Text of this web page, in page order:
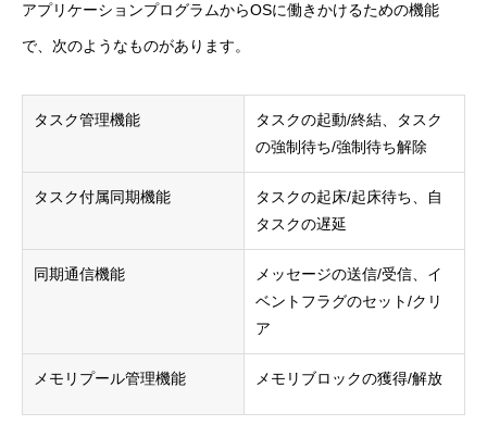
アプリケーションプログラムからOSに働きかけるための機能
で、次のようなものがあります。
タスク管理機能
タスクの起動/終結、タスク
の強制待ち/強制待ち解除
タスク付属同期機能
タスクの起床/起床待ち、自
タスクの遅延
同期通信機能
メッセージの送信/受信、イ
ベントフラグのセット/クリ
ア
メモリプール管理機能 メモリブロックの獲得/解放